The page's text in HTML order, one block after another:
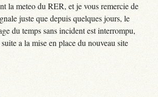
la meteo du RER, et je vous remercie de
juste que depuis quelques jours, le
du temps sans incident est interrompu,
a la mise en place du nouveau site